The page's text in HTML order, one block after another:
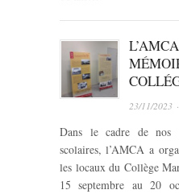
23/11/2023
Dans le cadre de nos
scolaires, l’AMCA a
les locaux du Collège
15 septembre au 20